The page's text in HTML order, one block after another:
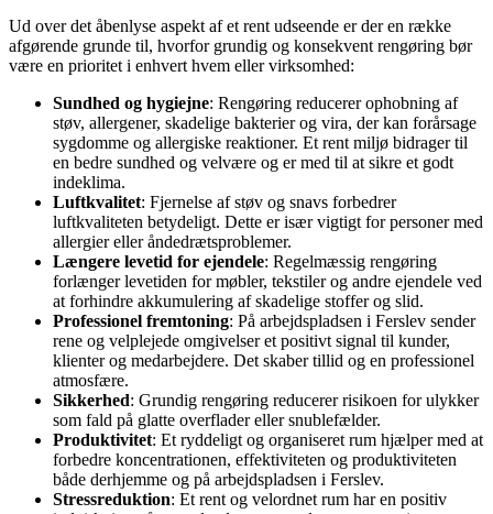
Ud over det åbenlyse aspekt af et rent udseende er der en række
afgørende grunde til, hvorfor grundig og konsekvent rengøring bør
være en prioritet i enhvert hvem eller virksomhed:
Sundhed og hygiejne: Rengøring reducerer ophobning af
støv, allergener, skadelige bakterier og vira, der kan forårsage
sygdomme og allergiske reaktioner. Et rent miljø bidrager til
en bedre sundhed og velvære og er med til at sikre et godt
indeklima.
Luftkvalitet: Fjernelse af støv og snavs forbedrer
luftkvaliteten betydeligt. Dette er især vigtigt for personer med
allergier eller åndedrætsproblemer.
Længere levetid for ejendele: Regelmæssig rengøring
forlænger levetiden for møbler, tekstiler og andre ejendele ved
at forhindre akkumulering af skadelige stoffer og slid.
Professionel fremtoning: På arbejdspladsen i Ferslev sender
rene og velplejede omgivelser et positivt signal til kunder,
klienter og medarbejdere. Det skaber tillid og en professionel
atmosfære.
Sikkerhed: Grundig rengøring reducerer risikoen for ulykker
som fald på glatte overflader eller snublefælder.
Produktivitet: Et ryddeligt og organiseret rum hjælper med at
forbedre koncentrationen, effektiviteten og produktiviteten
både derhjemme og på arbejdspladsen i Ferslev.
Stressreduktion: Et rent og velordnet rum har en positiv